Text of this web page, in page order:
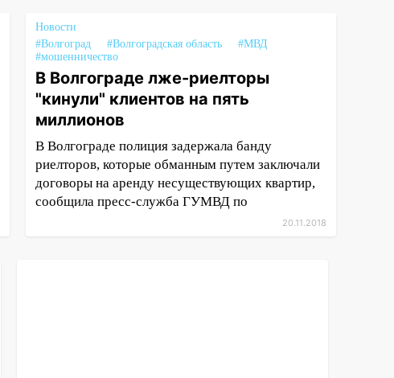
Новости
#Волгоград
#Волгоградская область
#МВД
#мошенничество
В Волгограде лже-риелторы
"кинули" клиентов на пять
миллионов
В Волгограде полиция задержала банду
риелторов, которые обманным путем заключали
договоры на аренду несуществующих квартир,
сообщила пресс-служба ГУМВД по
20.11.2018